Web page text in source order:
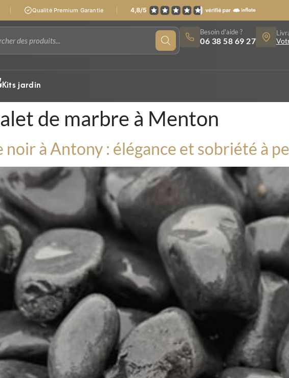
Qualité Premium Garantie
Besoin d'aide ?
06 38 58 69 27
Kits jardin
de marbre à Menton
noir à Antony : élégance et sobriété à